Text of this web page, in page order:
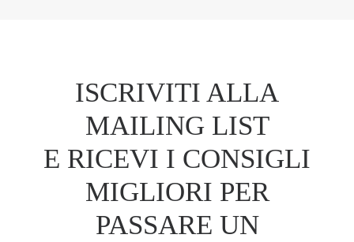
ISCRIVITI ALLA
MAILING LIST
E RICEVI I CONSIGLI
MIGLIORI PER
PASSARE UN